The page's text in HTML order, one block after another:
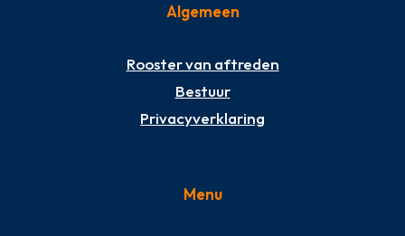
Algemeen
Rooster van aftreden
Bestuur
Privacyverklaring
Menu